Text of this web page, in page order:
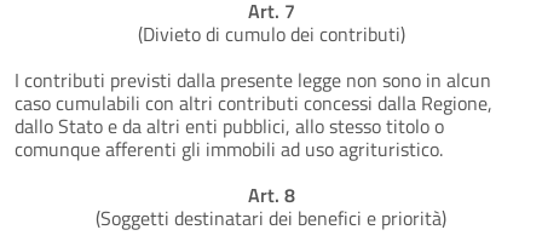
Art. 7
(Divieto di cumulo dei contributi)
I contributi previsti dalla presente legge non sono in alcun
caso cumulabili con altri contributi concessi dalla Regione,
dallo Stato e da altri enti pubblici, allo stesso titolo o
comunque afferenti gli immobili ad uso agrituristico.
Art. 8
(Soggetti destinatari dei benefici e priorità)